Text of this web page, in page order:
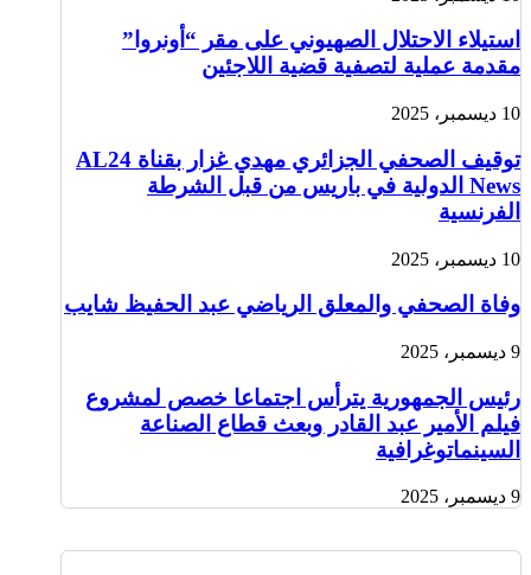
استيلاء الاحتلال الصهيوني على مقر “أونروا”
مقدمة عملية لتصفية قضية اللاجئين
10 ديسمبر، 2025
توقيف الصحفي الجزائري مهدي غزار بقناة AL24
News الدولية في باريس من قبل الشرطة
الفرنسية
10 ديسمبر، 2025
وفاة الصحفي والمعلق الرياضي عبد الحفيظ شايب
9 ديسمبر، 2025
رئيس الجمهورية يترأس اجتماعا خصص لمشروع
فيلم الأمير عبد القادر وبعث قطاع الصناعة
السينماتوغرافية
9 ديسمبر، 2025